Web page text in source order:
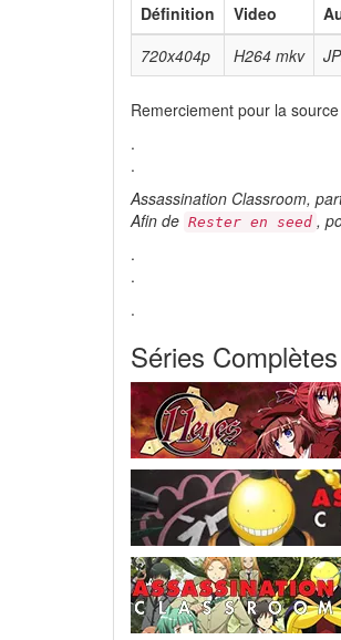
Définition Video
720x404p
H264 mkv
Remerciement pour la
.
.
Assassination Classroom,
Afin de Rester en seed ,
.
.
.
Séries Complètes